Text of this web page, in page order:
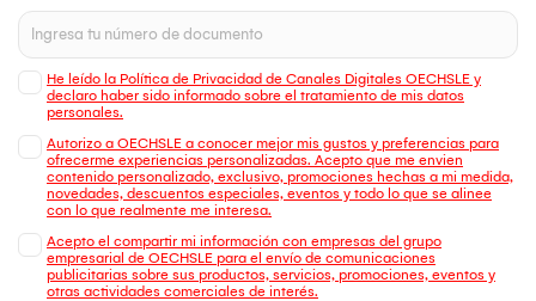
He leído la Política de Privacidad de Canales Digitales OECHSLE y
declaro haber sido informado sobre el tratamiento de mis datos
personales.
Autorizo a OECHSLE a conocer mejor mis gustos y preferencias para
ofrecerme experiencias personalizadas. Acepto que me envien
contenido personalizado, exclusivo, promociones hechas a mi medida,
novedades, descuentos especiales, eventos y todo lo que se alinee
con lo que realmente me interesa.
Acepto el compartir mi información con empresas del grupo
empresarial de OECHSLE para el envío de comunicaciones
publicitarias sobre sus productos, servicios, promociones, eventos y
otras actividades comerciales de interés.